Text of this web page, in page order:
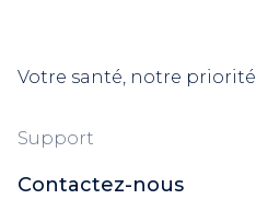
Votre santé, notre priorité
Support
Contactez-nous